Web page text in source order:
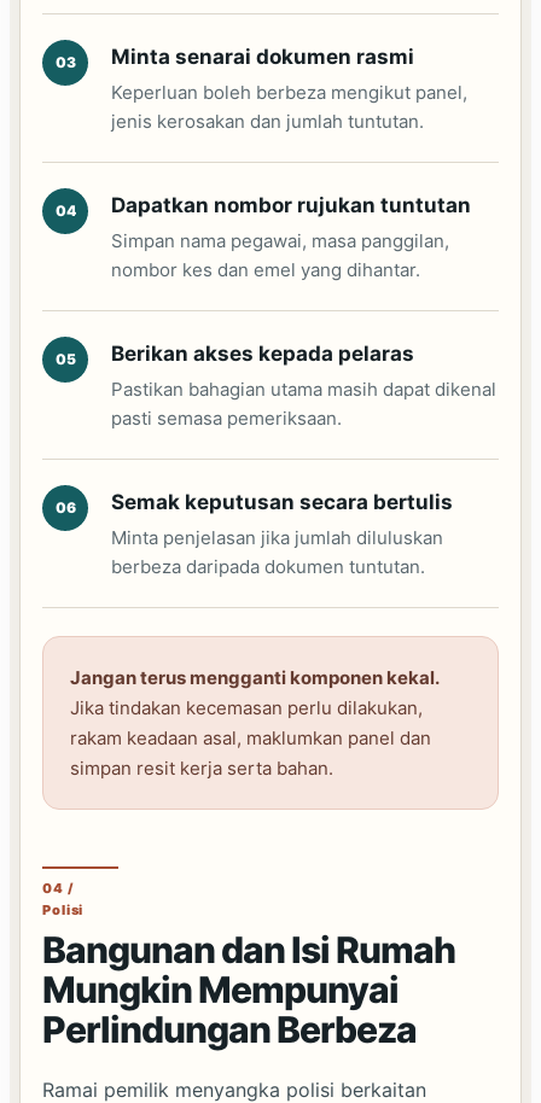
Minta senarai dokumen rasmi
Keperluan boleh berbeza mengikut panel,
jenis kerosakan dan jumlah tuntutan.
Dapatkan nombor rujukan tuntutan
Simpan nama pegawai, masa panggilan,
nombor kes dan emel yang dihantar.
Berikan akses kepada pelaras
Pastikan bahagian utama masih dapat dikenal
pasti semasa pemeriksaan.
Semak keputusan secara bertulis
Minta penjelasan jika jumlah diluluskan
berbeza daripada dokumen tuntutan.
Jangan terus mengganti komponen kekal.
Jika tindakan kecemasan perlu dilakukan,
rakam keadaan asal, maklumkan panel dan
simpan resit kerja serta bahan.
04 /
Polisi
Bangunan dan Isi Rumah
Mungkin Mempunyai
Perlindungan Berbeza
Ramai pemilik menyangka polisi berkaitan